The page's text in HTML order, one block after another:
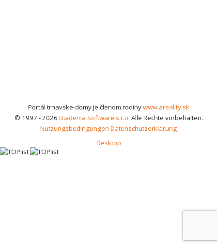
Portál trnavske-domy je členom rodinywww.areality.sk
© 1997 - 2026 Diadema Software s.r.o. Alle Rechte vorbehalten.
Nutzungsbedingungen Datenschutzerklärung
Desktop